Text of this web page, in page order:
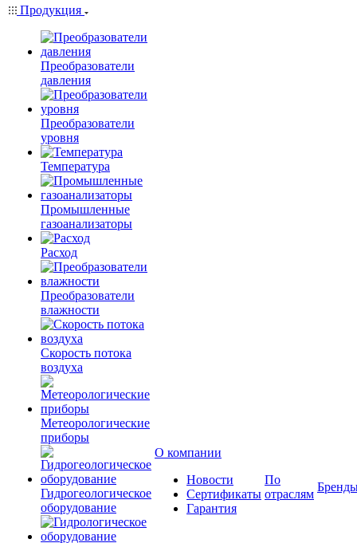
Продукция
Преобразователи
давления
Преобразователи
уровня
Температура
Промышленные
газоанализаторы
Расход
Преобразователи
влажности
Скорость потока
воздуха
Метеорологические
приборы
Гидрогеологическое
оборудование
О компании
Новости
Сертификаты
Гарантия
По
отраслям